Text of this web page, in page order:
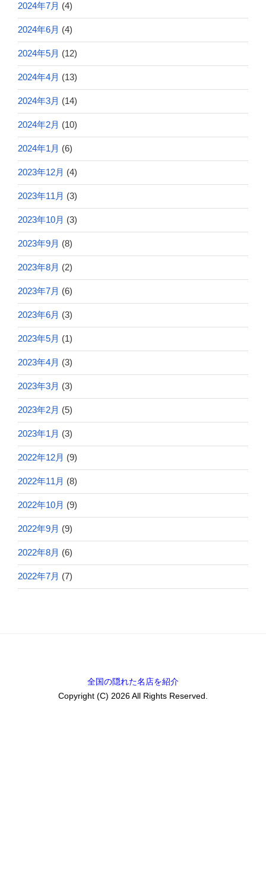
2024年7月 (4)
2024年6月 (4)
2024年5月 (12)
2024年4月 (13)
2024年3月 (14)
2024年2月 (10)
2024年1月 (6)
2023年12月 (4)
2023年11月 (3)
2023年10月 (3)
2023年9月 (8)
2023年8月 (2)
2023年7月 (6)
2023年6月 (3)
2023年5月 (1)
2023年4月 (3)
2023年3月 (3)
2023年2月 (5)
2023年1月 (3)
2022年12月 (9)
2022年11月 (8)
2022年10月 (9)
2022年9月 (9)
2022年8月 (6)
2022年7月 (7)
全国の隠れた名店を紹介
Copyright (C) 2026 All Rights Reserved.